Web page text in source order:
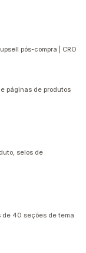
pós-compra | CRO
páginas de produtos
selos de
de 40 seções de tema